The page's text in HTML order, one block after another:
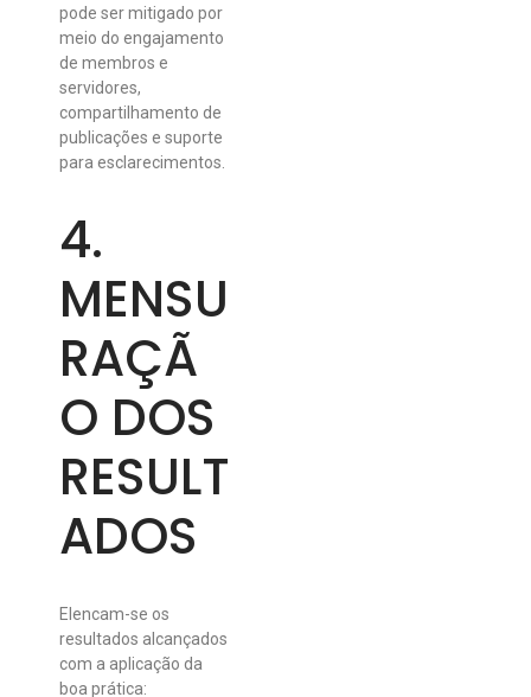
pode ser mitigado por
meio do engajamento
de membros e
servidores,
compartilhamento de
publicações e suporte
para esclarecimentos.
4.
MENSU
RAÇÃ
O DOS
RESULT
ADOS
Elencam-se os
resultados alcançados
com a aplicação da
boa prática: